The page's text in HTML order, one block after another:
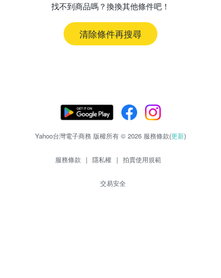
找不到商品嗎？換換其他條件吧！
清除條件再搜尋
Yahoo台灣電子商務 版權所有 © 2026 服務條款(更新)
服務條款 | 隱私權 | 拍賣使用規範
交易安全